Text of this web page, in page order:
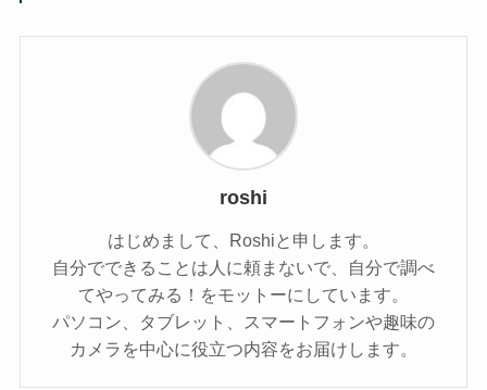
roshi
はじめまして、Roshiと申します。
自分でできることは人に頼まないで、自分で調べ
てやってみる！をモットーにしています。
パソコン、タブレット、スマートフォンや趣味の
カメラを中心に役立つ内容をお届けします。